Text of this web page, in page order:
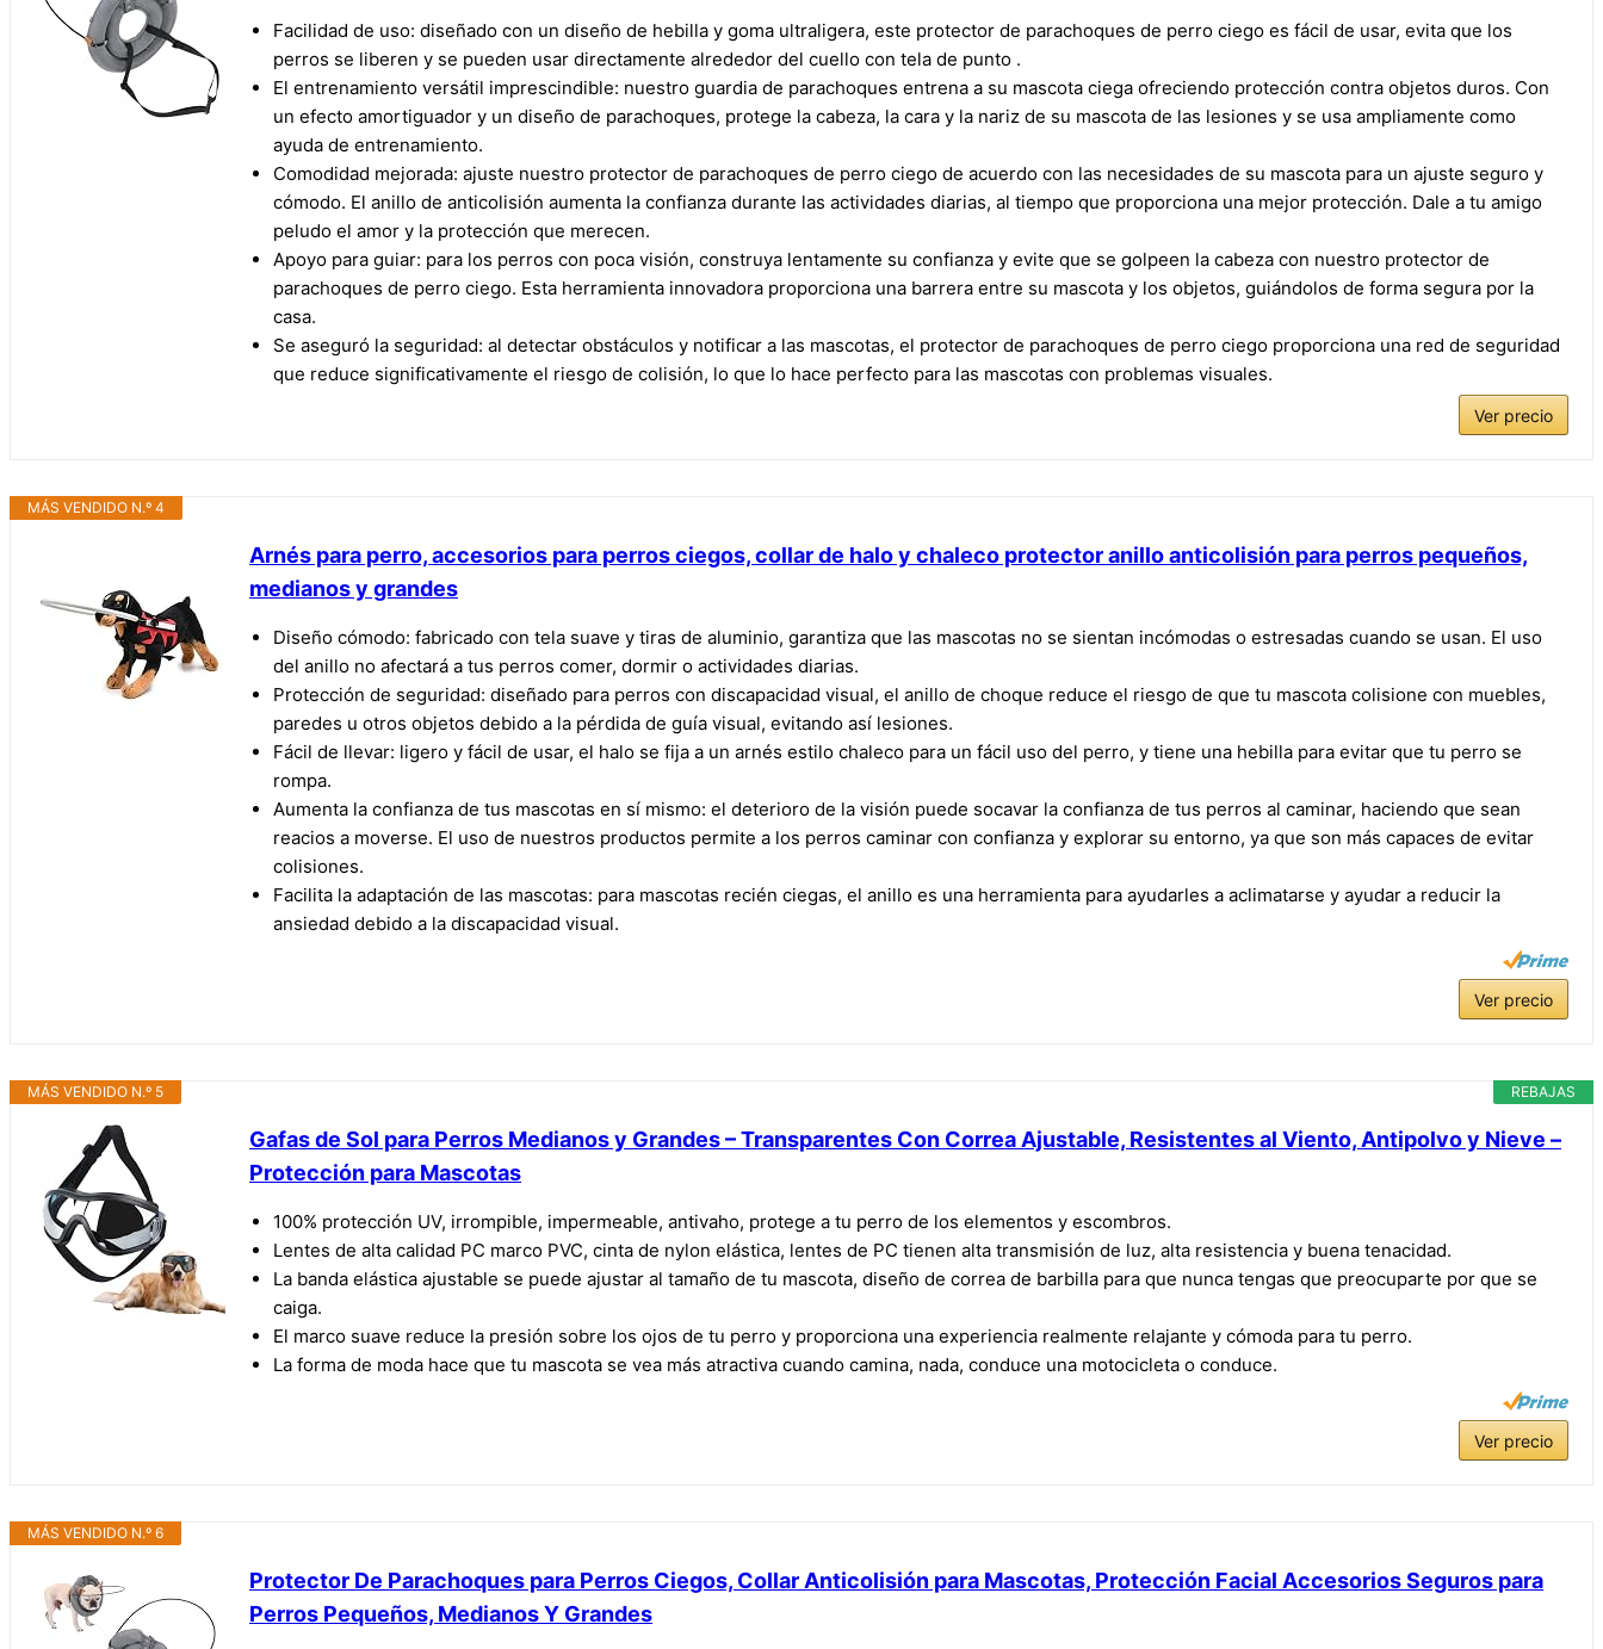
Facilidad de uso: diseñado con un diseño de hebilla y goma ultraligera, este protector de parachoques de perro ciego es fácil de usar, evita que los
perros se liberen y se pueden usar directamente alrededor del cuello con tela de punto .
El entrenamiento versátil imprescindible: nuestro guardia de parachoques entrena a su mascota ciega ofreciendo protección contra objetos duros. Con
un efecto amortiguador y un diseño de parachoques, protege la cabeza, la cara y la nariz de su mascota de las lesiones y se usa ampliamente como
ayuda de entrenamiento.
Comodidad mejorada: ajuste nuestro protector de parachoques de perro ciego de acuerdo con las necesidades de su mascota para un ajuste seguro y
cómodo. El anillo de anticolisión aumenta la confianza durante las actividades diarias, al tiempo que proporciona una mejor protección. Dale a tu amigo
peludo el amor y la protección que merecen.
Apoyo para guiar: para los perros con poca visión, construya lentamente su confianza y evite que se golpeen la cabeza con nuestro protector de
parachoques de perro ciego. Esta herramienta innovadora proporciona una barrera entre su mascota y los objetos, guiándolos de forma segura por la
casa.
Se aseguró la seguridad: al detectar obstáculos y notificar a las mascotas, el protector de parachoques de perro ciego proporciona una red de seguridad
que reduce significativamente el riesgo de colisión, lo que lo hace perfecto para las mascotas con problemas visuales.
Ver precio
MÁS VENDIDO N.º 4
Arnés para perro, accesorios para perros ciegos, collar de halo y chaleco protector anillo anticolisión para perros pequeños,
medianos y grandes
Diseño cómodo: fabricado con tela suave y tiras de aluminio, garantiza que las mascotas no se sientan incómodas o estresadas cuando se usan. El uso
del anillo no afectará a tus perros comer, dormir o actividades diarias.
Protección de seguridad: diseñado para perros con discapacidad visual, el anillo de choque reduce el riesgo de que tu mascota colisione con muebles,
paredes u otros objetos debido a la pérdida de guía visual, evitando así lesiones.
Fácil de llevar: ligero y fácil de usar, el halo se fija a un arnés estilo chaleco para un fácil uso del perro, y tiene una hebilla para evitar que tu perro se
rompa.
Aumenta la confianza de tus mascotas en sí mismo: el deterioro de la visión puede socavar la confianza de tus perros al caminar, haciendo que sean
reacios a moverse. El uso de nuestros productos permite a los perros caminar con confianza y explorar su entorno, ya que son más capaces de evitar
colisiones.
Facilita la adaptación de las mascotas: para mascotas recién ciegas, el anillo es una herramienta para ayudarles a aclimatarse y ayudar a reducir la
ansiedad debido a la discapacidad visual.
Ver precio
REBAJAS
MÁS VENDIDO N.º 5
Gafas de Sol para Perros Medianos y Grandes – Transparentes Con Correa Ajustable, Resistentes al Viento, Antipolvo y Nieve –
Protección para Mascotas
100% protección UV, irrompible, impermeable, antivaho, protege a tu perro de los elementos y escombros.
Lentes de alta calidad PC marco PVC, cinta de nylon elástica, lentes de PC tienen alta transmisión de luz, alta resistencia y buena tenacidad.
La banda elástica ajustable se puede ajustar al tamaño de tu mascota, diseño de correa de barbilla para que nunca tengas que preocuparte por que se
caiga.
El marco suave reduce la presión sobre los ojos de tu perro y proporciona una experiencia realmente relajante y cómoda para tu perro.
La forma de moda hace que tu mascota se vea más atractiva cuando camina, nada, conduce una motocicleta o conduce.
Ver precio
MÁS VENDIDO N.º 6
Protector De Parachoques para Perros Ciegos, Collar Anticolisión para Mascotas, Protección Facial Accesorios Seguros para
Perros Pequeños, Medianos Y Grandes